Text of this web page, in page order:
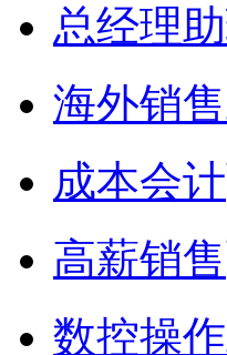
总经理
海外销
成本会计
高薪销售
数控操